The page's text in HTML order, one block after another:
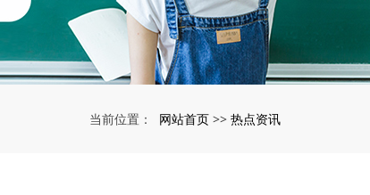
当前位置： 网站首页 >> 热点资讯